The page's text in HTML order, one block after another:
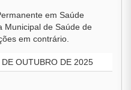
em Saúde
Municipal de Saúde de
em contrário.
OUTUBRO DE 2025